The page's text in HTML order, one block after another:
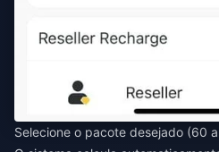
Selecione o pacote desejado (60